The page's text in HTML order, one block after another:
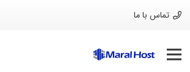
تماس با ما